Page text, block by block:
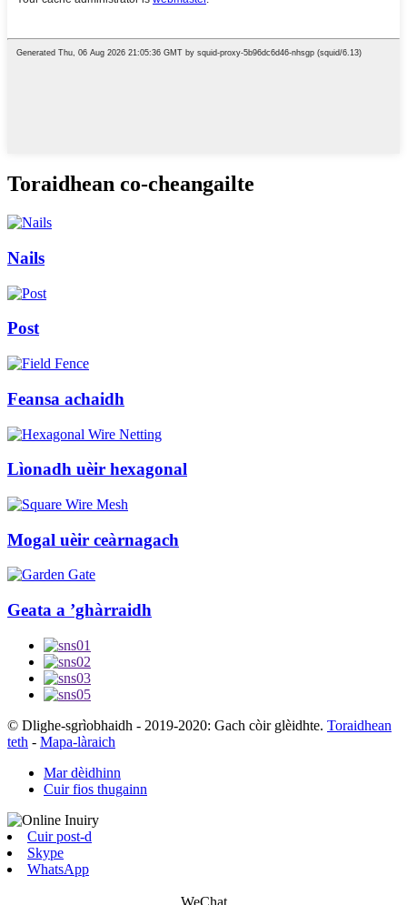
Toraidhean co-cheangailte
Nails
Post
Feansa achaidh
Lìonadh uèir hexagonal
Mogal uèir ceàrnagach
Geata a ’ghàrraidh
© Dlighe-sgrìobhaidh - 2019-2020: Gach còir glèidhte. Toraidhean
teth - Mapa-làraich
Mar dèidhinn
Cuir fios thugainn
Cuir post-d
Skype
WhatsApp
WeChat